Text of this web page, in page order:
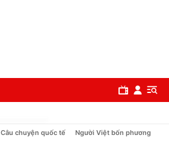
Câu chuyện quốc tế Người Việt bốn phương